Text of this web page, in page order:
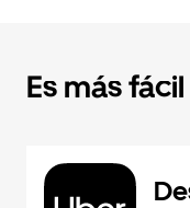
Es más